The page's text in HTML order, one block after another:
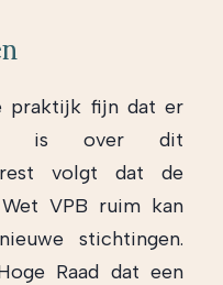
praktijk fijn dat er
is over dit
volgt dat de
VPB ruim kan
stichtingen.
Raad dat een